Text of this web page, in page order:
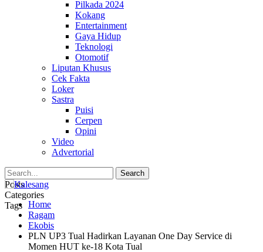
Pilkada 2024
Kokang
Entertainment
Gaya Hidup
Teknologi
Otomotif
Liputan Khusus
Cek Fakta
Loker
Sastra
Puisi
Cerpen
Opini
Video
Advertorial
Posts
Categories
Tags Home
Ragam
Ekobis
PLN UP3 Tual Hadirkan Layanan One Day Service di
Momen HUT ke-18 Kota Tual